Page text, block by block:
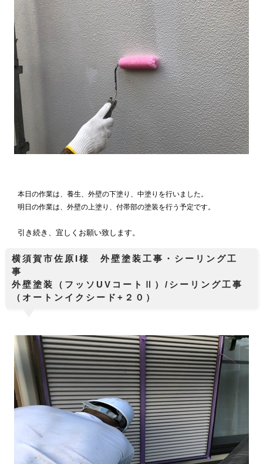
本日の作業は、養生、外壁の下塗り、中塗りを行いました。
明日の作業は、外壁の上塗り、付帯部の塗装を行う予定です。
引き続き、宜しくお願い致します。
横須賀市佐原I様 外壁塗装工事・シーリング工
事
外壁塗装（フッソUVコートⅡ）/シーリング工事
（オートンイクシード+２０）